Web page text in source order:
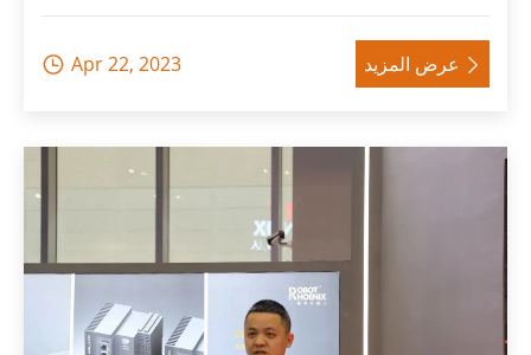
 Apr 22, 2023 عرض المزيد 